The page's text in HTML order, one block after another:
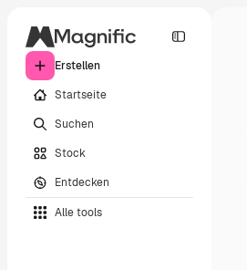
Erstellen
Startseite
Suchen
Stock
Entdecken
Alle tools